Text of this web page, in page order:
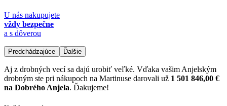
U nás nakupujete
vždy bezpečne
a s dôverou
Predchádzajúce Ďalšie
Aj z drobných vecí sa dajú urobiť veľké. Vďaka vašim Anjelským
drobným ste pri nákupoch na Martinuse darovali už 1 501 846,00 €
na Dobrého Anjela. Ďakujeme!